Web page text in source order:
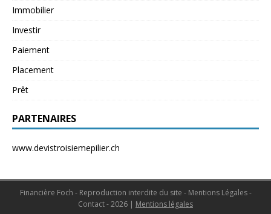
Immobilier
Investir
Paiement
Placement
Prêt
PARTENAIRES
www.devistroisiemepilier.ch
Financière Foch - Reproduction interdite du site - Mentions Légales -
Contact - 2026 | Mentions légales